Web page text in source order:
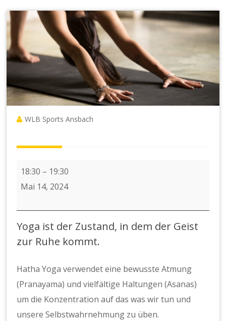
WLB Sports Ansbach
Abendkurs
Hatha/Yina
-
mit
Anna
18:30 – 19:30
Mai 14, 2024
Yoga ist der Zustand, in dem der Geist
zur Ruhe kommt.
Hatha Yoga verwendet eine bewusste Atmung
(Pranayama) und vielfältige Haltungen (Asanas)
um die Konzentration auf das was wir tun und
unsere Selbstwahrnehmung zu üben.